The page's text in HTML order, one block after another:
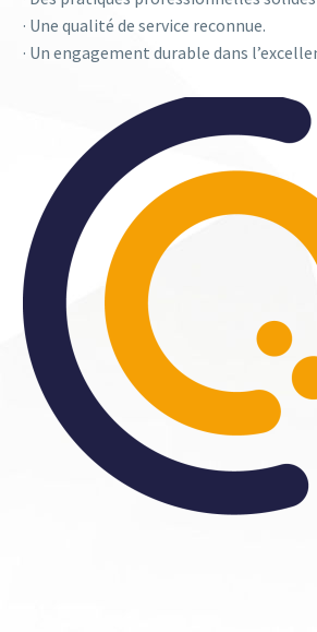
· Une qualité de service reconnue.
· Un engagement durable dans